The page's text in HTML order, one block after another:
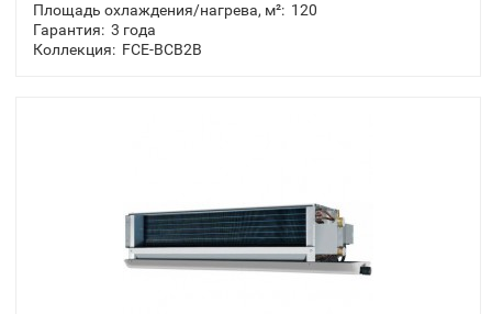
Площадь охлаждения/нагрева, м²: 120
Гарантия: 3 года
Коллекция: FCE-BCB2B